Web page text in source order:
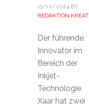
15/10/2024BY
REDAKTION
Der führende
Innovator im
Bereich der
Inkjet-
Technologie
Xaar hat zwei